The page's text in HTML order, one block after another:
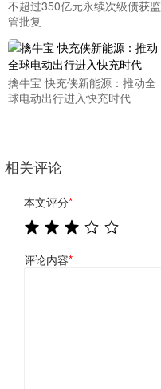
不超过350亿元永续次级债获监
管批复
擒牛宝 快充侠新能源：推动全
球电动出行进入快充时代
相关评论
本文评分*
评论内容*